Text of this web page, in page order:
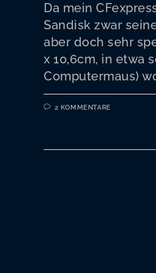
Da mein
Sandisk zwar
aber doch sehr
x 10,6cm, in etwa
Computermaus)
2 KOMMENTARE